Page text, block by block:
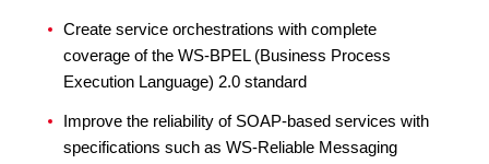
Create service orchestrations with complete
coverage of the WS-BPEL (Business Process
Execution Language) 2.0 standard
Improve the reliability of SOAP-based services with
specifications such as WS-Reliable Messaging